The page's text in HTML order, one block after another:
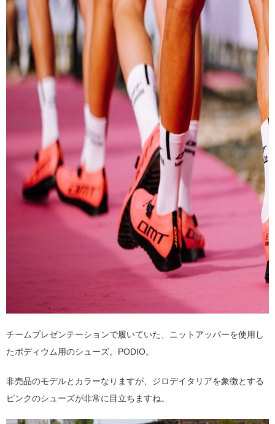
チームプレゼンテーションで履いていた、ニットアッパーを使用し
たポディウム用のシューズ。PODIO。
非売品のモデルとカラーなりますが、ジロデイタリアを象徴とする
ピンクのシューズが非常に目立ちますね。